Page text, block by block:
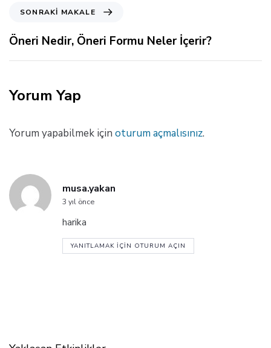
M
a
k
l
e
n
r
a
i
M
k
SONRAKI MAKALE
Öneri Nedir, Öneri Formu Neler İçerir?
Yorum Yap
Yorum yapabilmek için oturum açmalısınız.
musa.yakan
3 yıl önce
harika
YANITLAMAK IÇIN OTURUM AÇIN